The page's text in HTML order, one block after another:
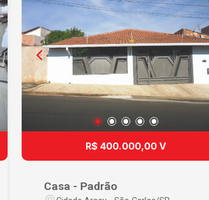
R$ 400.000,00 V
Casa - Padrão